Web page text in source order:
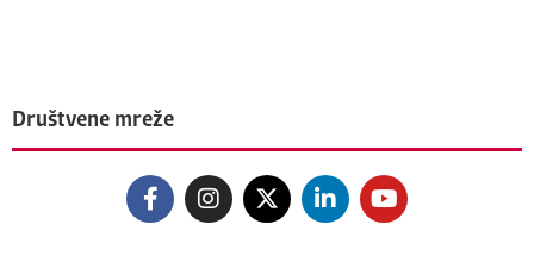
Društvene mreže